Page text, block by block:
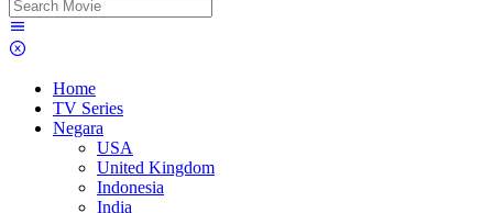
Home
TV Series
Negara
USA
United Kingdom
Indonesia
India